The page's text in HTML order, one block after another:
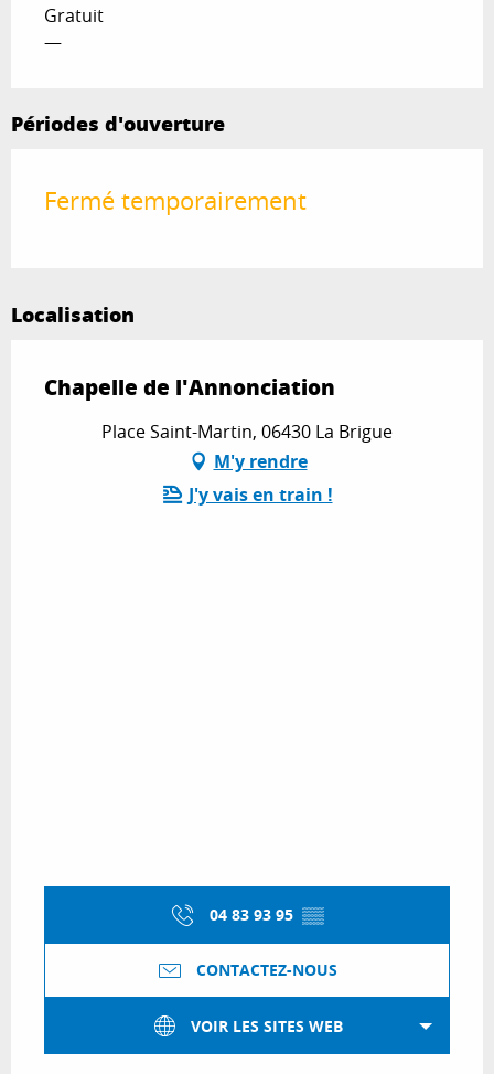
Gratuit
—
Périodes d'ouverture
Fermé temporairement
Localisation
Chapelle de l'Annonciation
Place Saint-Martin, 06430 La Brigue
M'y rendre
J'y vais en train !
04 83 93 95 ▒▒
CONTACTEZ-NOUS
VOIR LES SITES WEB